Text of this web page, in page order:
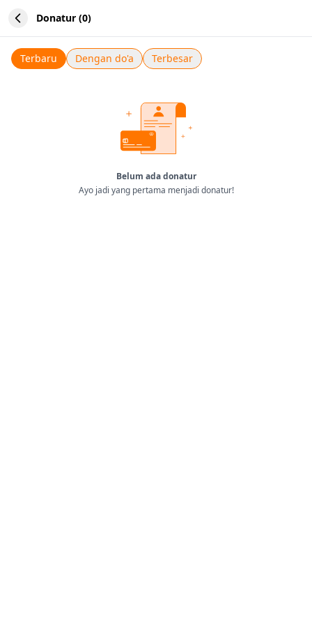
Donatur (0)
Terbaru Dengan do'a Terbesar
Belum ada donatur
Ayo jadi yang pertama menjadi donatur!